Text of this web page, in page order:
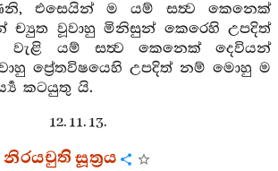
එසෙයින් ම යම් සත්‍ව කෙනෙක්
ච්‍යුත වූවාහු මිනිසුන් කෙරෙහි උපදිත්
යම් සත්‍ව කෙනෙක් දෙවියන්
ප්‍රේතවිෂයෙහි උපදිත් නම් මොහු ම
කටයුතු යි.
12. 11. 13.
නිරයචුති සූත්‍රය